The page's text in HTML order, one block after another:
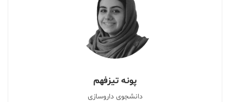
پونه تیزفهم
دانشجوی داروسازی